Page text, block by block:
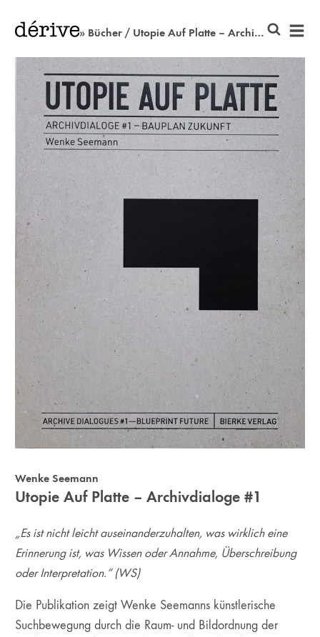
» Bücher / Utopie Auf Platte – Archivdialoge #1
Wenke Seemann
Utopie Auf Platte – Archivdialoge #1
„Es ist nicht leicht auseinanderzuhalten, was wirklich eine
Erinnerung ist, was Wissen oder Annahme, Überschreibung
oder Interpretation.“ (WS)
Die Publikation zeigt Wenke Seemanns künstlerische
Suchbewegung durch die Raum- und Bildordnung der